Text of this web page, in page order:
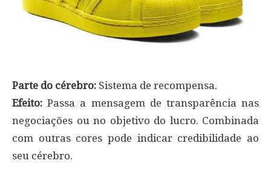
Parte do cérebro: Sistema de recompensa.
Efeito: Passa a mensagem de transparência nas
negociações ou no objetivo do lucro. Combinada
com outras cores pode indicar credibilidade ao
seu cérebro.